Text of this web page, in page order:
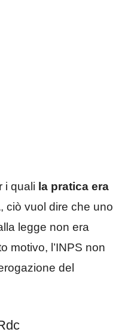
i quali la pratica era
, ciò vuol dire che uno
legge non era
motivo, l’INPS non
del